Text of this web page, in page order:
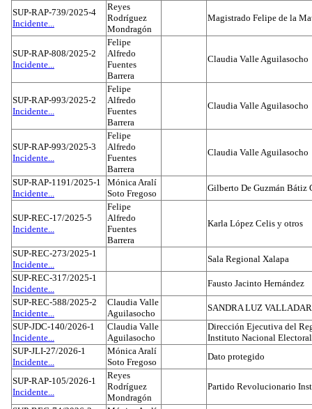
SUP-RAP-739/2025-4
Incidente...
Reyes
Rodríguez
Mondragón
Magistrado Felipe de la
SUP-RAP-808/2025-2
Incidente...
Felipe
Alfredo
Fuentes
Barrera
Claudia Valle Aguilasocho
SUP-RAP-993/2025-2
Incidente...
Felipe
Alfredo
Fuentes
Barrera
Claudia Valle Aguilasocho
SUP-RAP-993/2025-3
Incidente...
Felipe
Alfredo
Fuentes
Barrera
Claudia Valle Aguilasocho
SUP-RAP-1191/2025-1
Incidente...
Mónica Aralí
Soto Fregoso
Gilberto De Guzmán Bátiz
SUP-REC-17/2025-5
Incidente...
Felipe
Alfredo
Fuentes
Barrera
Karla López Celis y otros
SUP-REC-273/2025-1
Incidente...
Sala Regional Xalapa
SUP-REC-317/2025-1
Incidente...
Fausto Jacinto Hernández
SUP-REC-588/2025-2
Incidente...
Claudia Valle
Aguilasocho
SANDRA LUZ
SUP-JDC-140/2026-1
Incidente...
Claudia Valle
Aguilasocho
Dirección Ejecutiva del
Instituto Nacional Electoral
SUP-JLI-27/2026-1
Incidente...
Mónica Aralí
Soto Fregoso
Dato protegido
SUP-RAP-105/2026-1
Incidente...
Reyes
Rodríguez
Mondragón
Partido Revolucionario